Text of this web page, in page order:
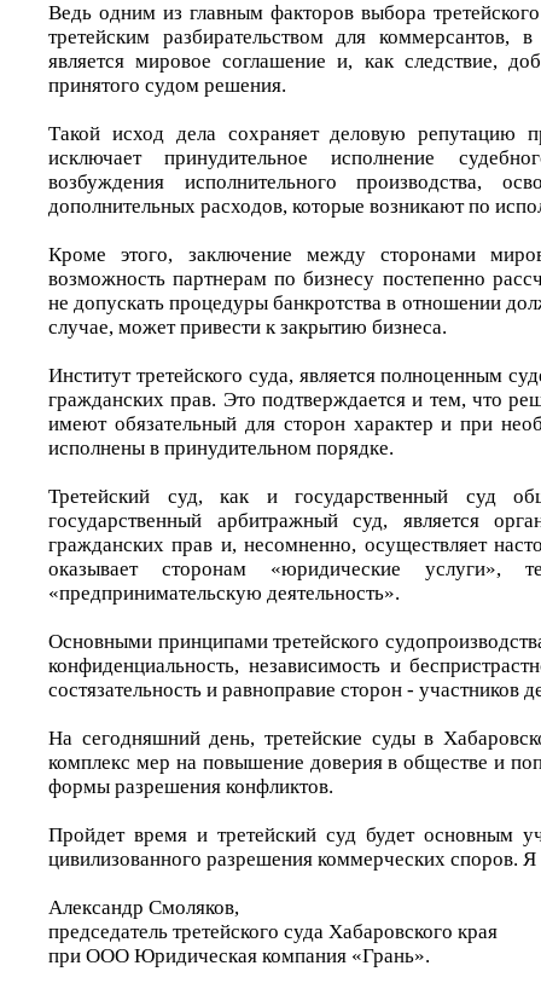
Ведь одним из главным факторов выбора
третейским разбирательством для коммерсантов,
является мировое соглашение и, как следствие,
принятого судом решения.
Такой исход дела сохраняет деловую репутацию
исключает принудительное исполнение
возбуждения исполнительного производства,
дополнительных расходов, которые возникают по
Кроме этого, заключение между сторонами
возможность партнерам по бизнесу постепенно
не допускать процедуры банкротства в отношении
случае, может привести к закрытию бизнеса.
Институт третейского суда, является полноценным
гражданских прав. Это подтверждается и тем, что
имеют обязательный для сторон характер и при
исполнены в принудительном порядке.
Третейский суд, как и государственный суд
государственный арбитражный суд, является
гражданских прав и, несомненно, осуществляет
оказывает сторонам «юридические
«предпринимательскую деятельность».
Основными принципами третейского
конфиденциальность, независимость и
состязательность и равноправие сторон - участников
На сегодняшний день, третейские суды в
комплекс мер на повышение доверия в обществе и
формы разрешения конфликтов.
Пройдет время и третейский суд будет основным
цивилизованного разрешения коммерческих споров. Я
Александр Смоляков,
председатель третейского суда Хабаровского края
при ООО Юридическая компания «Грань».